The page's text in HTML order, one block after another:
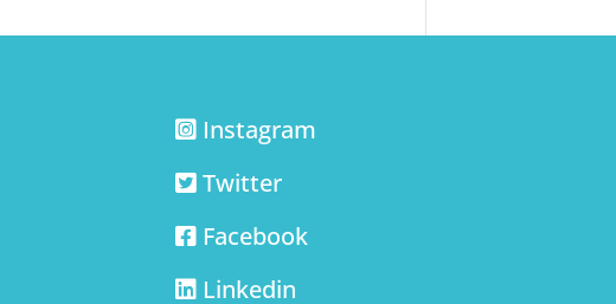
Instagram
Twitter
Facebook
Linkedin